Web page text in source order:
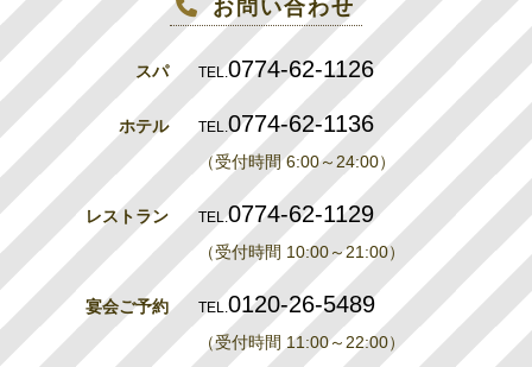
お問い合わせ
スパ TEL.0774-62-1126
ホテル TEL.0774-62-1136
（受付時間 6:00～24:00）
レストラン TEL.0774-62-1129
（受付時間 10:00～21:00）
宴会ご予約 TEL.0120-26-5489
（受付時間 11:00～22:00）